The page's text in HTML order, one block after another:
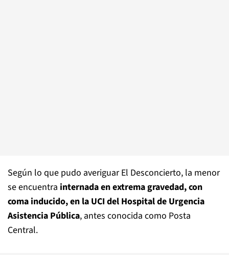
Según lo que pudo averiguar El Desconcierto, la menor
se encuentra internada en extrema gravedad, con
coma inducido, en la UCI del Hospital de Urgencia
Asistencia Pública, antes conocida como Posta
Central.